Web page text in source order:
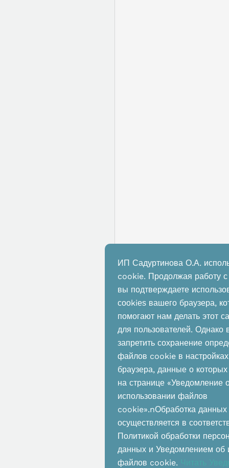
ИП Садуртинова О.А.
cookie. Продолжая работу
вы подтверждаете
сооkiеѕ вашего браузера,
помогают нам делать этот
для пользователей. Однако
запретить сохранение
файлов cookie в настройках
браузера, данные о
на странице «Уведомление
использовании файлов
cookie».nОбработка данных
осуществляется в
Политикой обработки
данных и Уведомлением об
файлов cookie. Читать